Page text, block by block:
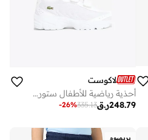
لاكوست
أحذية رياضية للأطفال ستورم لايت منخفضة
ر.ق248.79
335.13
-26%
بريميوم